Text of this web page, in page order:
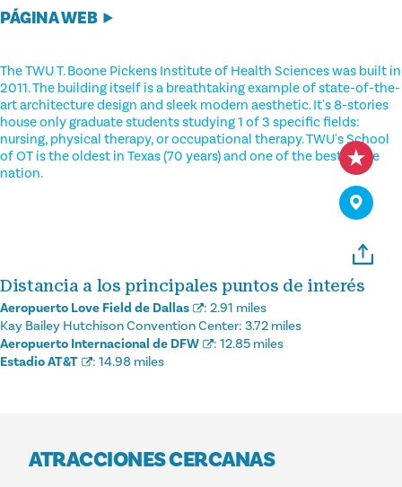
PÁGINA WEB
The TWU T. Boone Pickens Institute of Health Sciences was built in
2011. The building itself is a breathtaking example of state-of-the-
art architecture design and sleek modern aesthetic. It's 8-stories
house only graduate students studying 1 of 3 specific fields:
nursing, physical therapy, or occupational therapy. TWU's School
of OT is the oldest in Texas (70 years) and one of the best in the
nation.
Distancia a los principales puntos de interés
Aeropuerto Love Field de Dallas : 2.91 miles
Kay Bailey Hutchison Convention Center: 3.72 miles
Aeropuerto Internacional de DFW
: 12.85 miles
Estadio AT&T
: 14.98 miles
ATRACCIONES CERCANAS